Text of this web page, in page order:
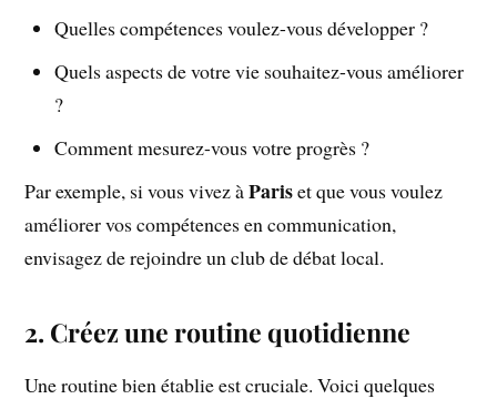
Quelles compétences voulez-vous développer ?
Quels aspects de votre vie souhaitez-vous améliorer
?
Comment mesurez-vous votre progrès ?
Par exemple, si vous vivez àPariset que vous voulez
améliorer vos compétences en communication,
envisagez de rejoindre un club de débat local.
2. Créez une routine quotidienne
Une routine bien établie est cruciale. Voici quelques